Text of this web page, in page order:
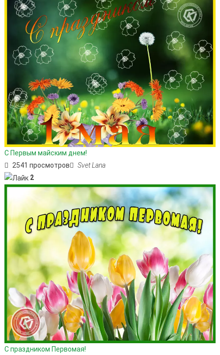
С Первым майским днем!
2541 просмотров
Svet Lana
2
С праздником Первомая!